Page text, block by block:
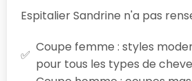
Espitalier Sandrine n'a pas
Coupe femme : styles
pour tous les types de